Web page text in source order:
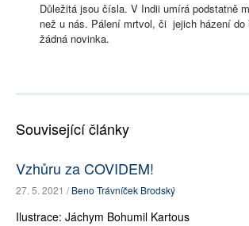
Důležitá jsou čísla. V Indii umírá podstatně
než u nás. Pálení mrtvol, či jejich házení do
žádná novinka.
Související články
Vzhůru za COVIDEM!
27. 5. 2021 /Beno Trávníček Brodský
Ilustrace: Jáchym Bohumil Kartous